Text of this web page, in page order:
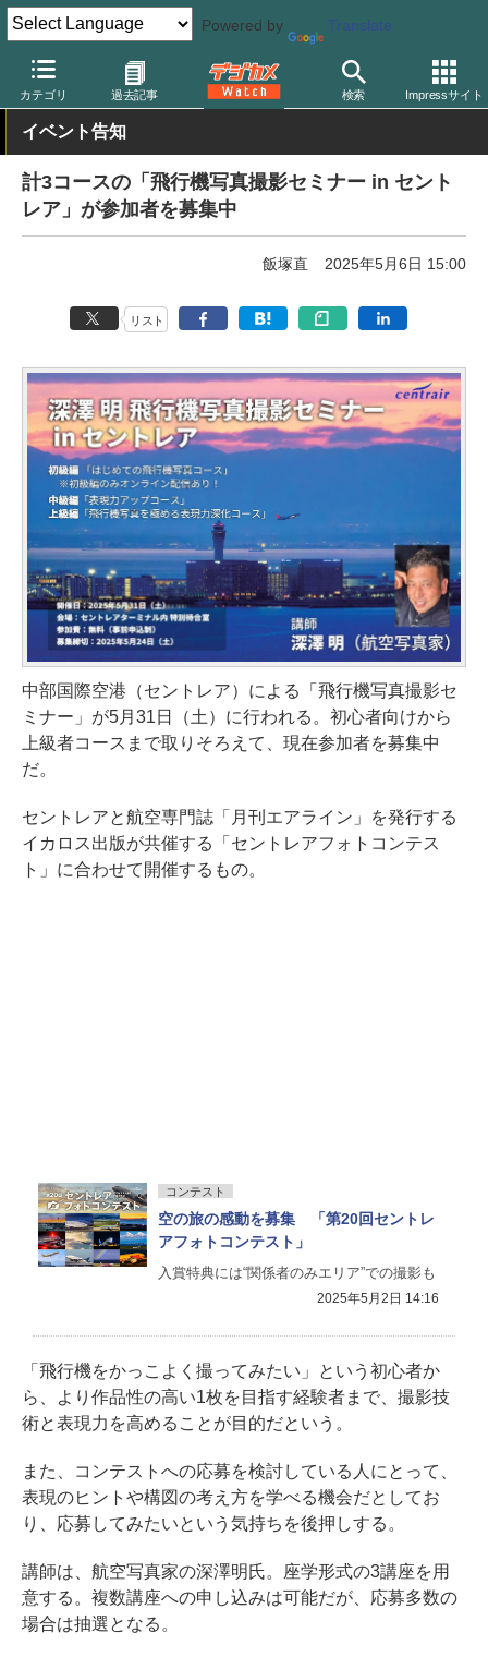
Powered by Translate
カテゴリ 過去記事 検索 Impressサイト
デジカメ Watch 撮影情報 航空機
イベント告知
計3コースの「飛行機写真撮影セミナー in セント
レア」が参加者を募集中
飯塚直 2025年5月6日 15:00
リスト
中部国際空港（セントレア）による「飛行機写真撮影セ
ミナー」が5月31日（土）に行われる。初心者向けから
上級者コースまで取りそろえて、現在参加者を募集中
だ。
セントレアと航空専門誌「月刊エアライン」を発行する
イカロス出版が共催する「セントレアフォトコンテス
ト」に合わせて開催するもの。
コンテスト
空の旅の感動を募集 「第20回セントレ
アフォトコンテスト」
入賞特典には“関係者のみエリア”での撮影も
2025年5月2日 14:16
「飛行機をかっこよく撮ってみたい」という初心者か
ら、より作品性の高い1枚を目指す経験者まで、撮影技
術と表現力を高めることが目的だという。
また、コンテストへの応募を検討している人にとって、
表現のヒントや構図の考え方を学べる機会だとしてお
り、応募してみたいという気持ちを後押しする。
講師は、航空写真家の深澤明氏。座学形式の3講座を用
意する。複数講座への申し込みは可能だが、応募多数の
場合は抽選となる。